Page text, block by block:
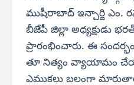
ముషీరాబాద్ ఇన్చార్జి ఎం.
బీజేపీ జిల్లా అధ్యక్షుడు
ప్రారంభించారు. ఈ
తూ నిత్యం వ్యాయామం
ఎముకలు బలంగా